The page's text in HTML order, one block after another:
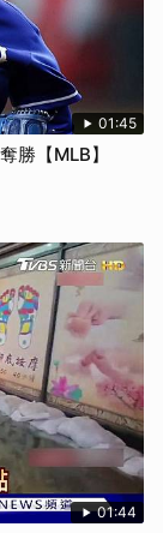
01:45
勝【MLB】
01:44